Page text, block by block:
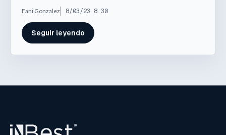
Fani Gonzalez 8/03/23 8:30
Seguir leyendo